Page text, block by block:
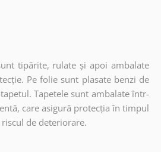
tipărite, rulate și apoi ambalate
Pe folie sunt plasate benzi de
Tapetele sunt ambalate într-
care asigură protecția în timpul
de deteriorare.